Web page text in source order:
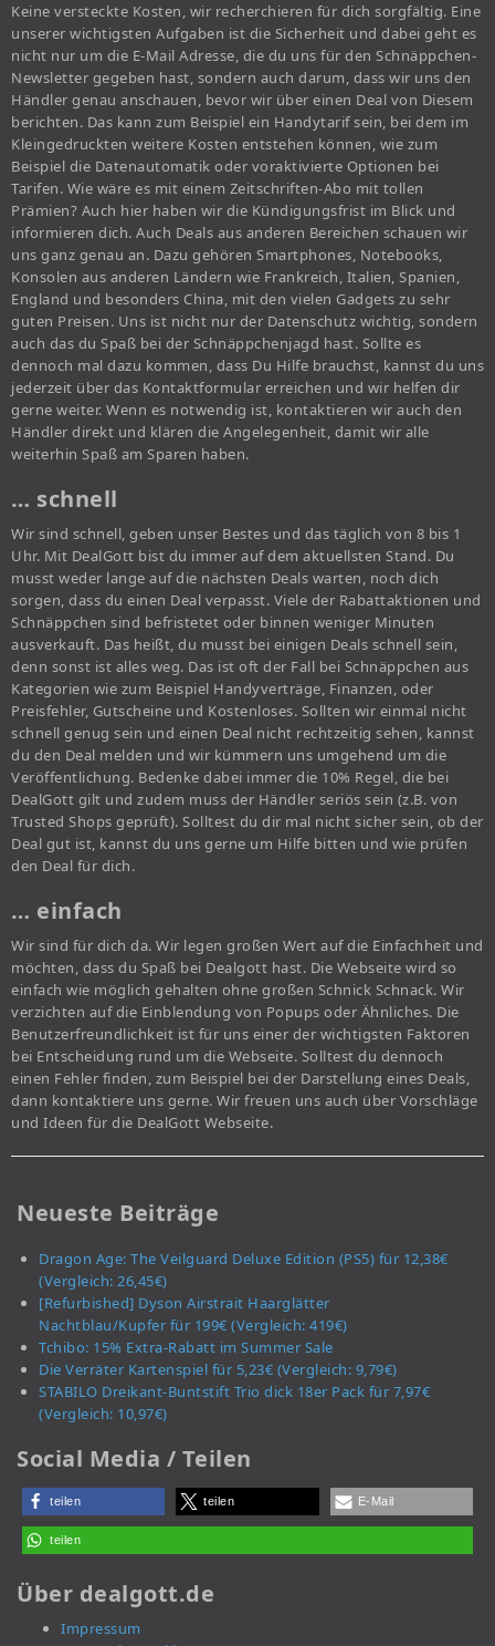
Keine versteckte Kosten, wir recherchieren für dich sorgfältig. Eine
unserer wichtigsten Aufgaben ist die Sicherheit und dabei geht es
nicht nur um die E-Mail Adresse, die du uns für den Schnäppchen-
Newsletter gegeben hast, sondern auch darum, dass wir uns den
Händler genau anschauen, bevor wir über einen Deal von Diesem
berichten. Das kann zum Beispiel ein Handytarif sein, bei dem im
Kleingedruckten weitere Kosten entstehen können, wie zum
Beispiel die Datenautomatik oder voraktivierte Optionen bei
Tarifen. Wie wäre es mit einem Zeitschriften-Abo mit tollen
Prämien? Auch hier haben wir die Kündigungsfrist im Blick und
informieren dich. Auch Deals aus anderen Bereichen schauen wir
uns ganz genau an. Dazu gehören Smartphones, Notebooks,
Konsolen aus anderen Ländern wie Frankreich, Italien, Spanien,
England und besonders China, mit den vielen Gadgets zu sehr
guten Preisen. Uns ist nicht nur der Datenschutz wichtig, sondern
auch das du Spaß bei der Schnäppchenjagd hast. Sollte es
dennoch mal dazu kommen, dass Du Hilfe brauchst, kannst du uns
jederzeit über das Kontaktformular erreichen und wir helfen dir
gerne weiter. Wenn es notwendig ist, kontaktieren wir auch den
Händler direkt und klären die Angelegenheit, damit wir alle
weiterhin Spaß am Sparen haben.
… schnell
Wir sind schnell, geben unser Bestes und das täglich von 8 bis 1
Uhr. Mit DealGott bist du immer auf dem aktuellsten Stand. Du
musst weder lange auf die nächsten Deals warten, noch dich
sorgen, dass du einen Deal verpasst. Viele der Rabattaktionen und
Schnäppchen sind befristetet oder binnen weniger Minuten
ausverkauft. Das heißt, du musst bei einigen Deals schnell sein,
denn sonst ist alles weg. Das ist oft der Fall bei Schnäppchen aus
Kategorien wie zum Beispiel Handyverträge, Finanzen, oder
Preisfehler, Gutscheine und Kostenloses. Sollten wir einmal nicht
schnell genug sein und einen Deal nicht rechtzeitig sehen, kannst
du den Deal melden und wir kümmern uns umgehend um die
Veröffentlichung. Bedenke dabei immer die 10% Regel, die bei
DealGott gilt und zudem muss der Händler seriös sein (z.B. von
Trusted Shops geprüft). Solltest du dir mal nicht sicher sein, ob der
Deal gut ist, kannst du uns gerne um Hilfe bitten und wie prüfen
den Deal für dich.
… einfach
Wir sind für dich da. Wir legen großen Wert auf die Einfachheit und
möchten, dass du Spaß bei Dealgott hast. Die Webseite wird so
einfach wie möglich gehalten ohne großen Schnick Schnack. Wir
verzichten auf die Einblendung von Popups oder Ähnliches. Die
Benutzerfreundlichkeit ist für uns einer der wichtigsten Faktoren
bei Entscheidung rund um die Webseite. Solltest du dennoch
einen Fehler finden, zum Beispiel bei der Darstellung eines Deals,
dann kontaktiere uns gerne. Wir freuen uns auch über Vorschläge
und Ideen für die DealGott Webseite.
Neueste Beiträge
Dragon Age: The Veilguard Deluxe Edition (PS5) für 12,38€
(Vergleich: 26,45€)
[Refurbished] Dyson Airstrait Haarglätter
Nachtblau/Kupfer für 199€ (Vergleich: 419€)
Tchibo: 15% Extra-Rabatt im Summer Sale
Die Verräter Kartenspiel für 5,23€ (Vergleich: 9,79€)
STABILO Dreikant-Buntstift Trio dick 18er Pack für 7,97€
(Vergleich: 10,97€)
Social Media / Teilen
teilen teilen E-Mail
teilen
Über dealgott.de
Impressum